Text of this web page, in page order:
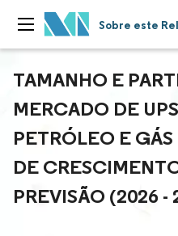
Sobre este
TAMANHO E
MERCADO DE
PETRÓLEO E
DE
PREVISÃO (2026 -